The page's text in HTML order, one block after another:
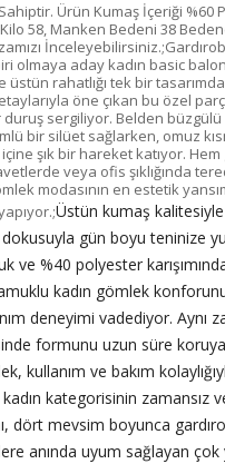
Ürün Kumaş İçeriği %60
58, Manken Bedeni 38
olmaya aday kadın basic
rahatlığı tek bir
öne çıkan bu özel
sergiliyor. Belden büzgülü
bir silüet sağlarken, omuz
şık bir hareket katıyor.
veya ofis şıklığında
modasının en estetik
Üstün kumaş
gün boyu teninize
ve %40 polyester
kadın gömlek
deneyimi vadediyor. Aynı
formunu uzun süre
kullanım ve bakım
kategorisinin zamansız
dört mevsim boyunca
anında uyum sağlayan çok